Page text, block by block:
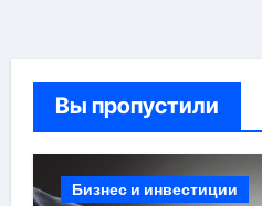
Вы пропустили
Бизнес и инвестиции